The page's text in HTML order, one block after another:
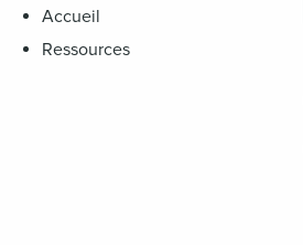
Accueil
Ressources